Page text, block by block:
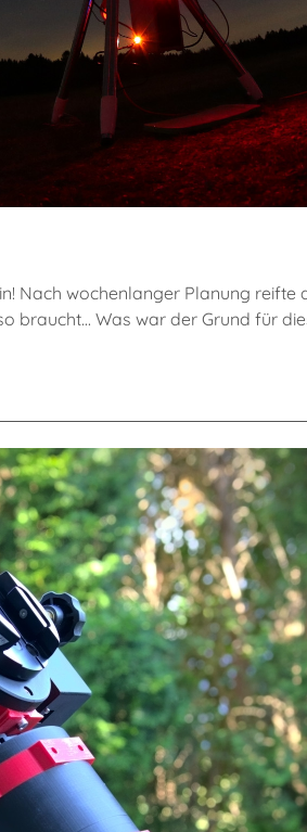
Nach wochenlanger Planung reifte
Was war der Grund für